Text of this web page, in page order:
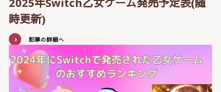
時更新)
記事の詳細へ